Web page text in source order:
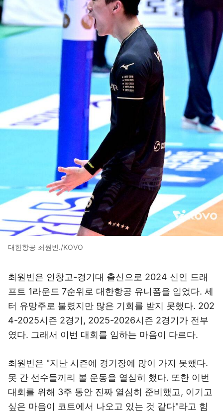
대한항공 최원빈./KOVO
최원빈은 인창고-경기대 출신으로 2024 신인 드래
프트 1라운드 7순위로 대한항공 유니폼을 입었다. 세
터 유망주로 불렸지만 많은 기회를 받지 못했다. 202
4-2025시즌 2경기, 2025-2026시즌 2경기가 전부
였다. 그래서 이번 대회를 임하는 마음이 다르다.
최원빈은 "지난 시즌에 경기장에 많이 가지 못했다.
못 간 선수들끼리 볼 운동을 열심히 했다. 또한 이번
대회를 위해 3주 동안 진짜 열심히 준비했고, 이기고
싶은 마음이 코트에서 나오고 있는 것 같다"라고 힘